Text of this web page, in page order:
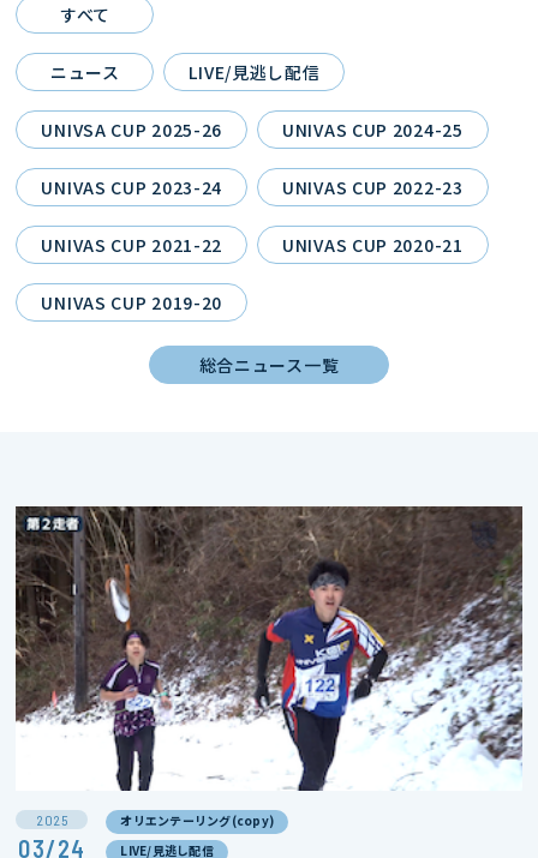
すべて
ニュース LIVE/見逃し配信
UNIVSA CUP 2025-26 UNIVAS CUP 2024-25
UNIVAS CUP 2023-24 UNIVAS CUP 2022-23
UNIVAS CUP 2021-22 UNIVAS CUP 2020-21
UNIVAS CUP 2019-20
総合ニュース一覧
2025
03/24
オリエンテーリング(copy)
LIVE/見逃し配信